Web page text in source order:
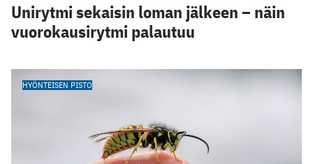
Unirytmi sekaisin loman jälkeen – näin
vuorokausirytmi palautuu
HYÖNTEISEN PISTO